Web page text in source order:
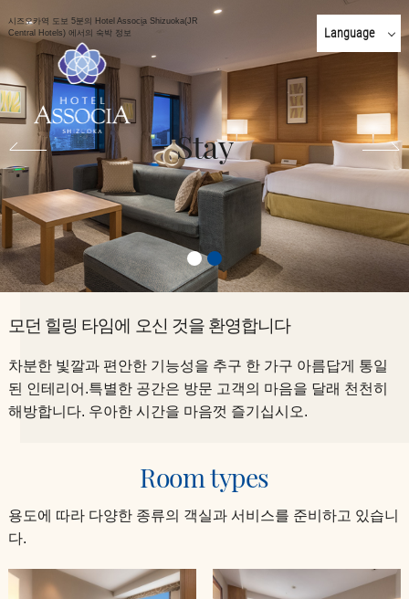
시즈오카역 도보 5분의 Hotel Associa Shizuoka(JR
Central Hotels) 에서의 숙박 정보
Language
简体 中文
한국어
繁體 中文
Stay
모던 힐링 타임에 오신 것을 환영합니다
차분한 빛깔과 편안한 기능성을 추구 한 가구 아름답게 통일
된 인테리어.특별한 공간은 방문 고객의 마음을 달래 천천히
해방합니다. 우아한 시간을 마음껏 즐기십시오.
Room types
용도에 따라 다양한 종류의 객실과 서비스를 준비하고 있습니
다.